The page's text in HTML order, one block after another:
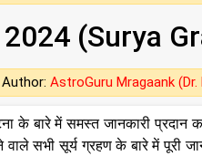
2024 (Surya
Author: AstroGuru Mragaank (Dr.
के बारे में समस्त जानकारी
सभी सूर्य ग्रहण के बारे में पूरी